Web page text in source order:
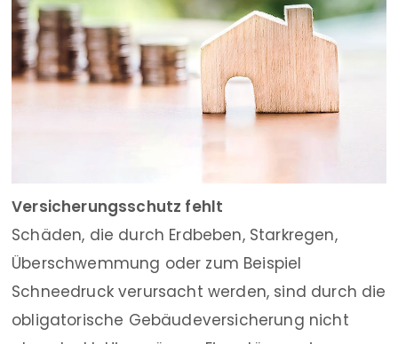
Versicherungsschutz fehlt
Schäden, die durch Erdbeben, Starkregen,
Überschwemmung oder zum Beispiel
Schneedruck verursacht werden, sind durch die
obligatorische Gebäudeversicherung nicht